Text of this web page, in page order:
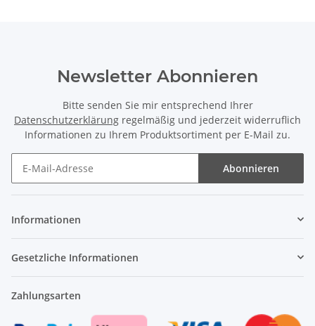
Newsletter Abonnieren
Bitte senden Sie mir entsprechend Ihrer
Datenschutzerklärung regelmäßig und jederzeit widerruflich
Informationen zu Ihrem Produktsortiment per E-Mail zu.
Abonnieren
Informationen
Gesetzliche Informationen
Zahlungsarten